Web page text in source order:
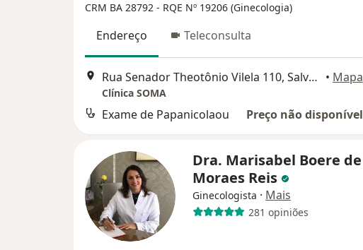
CRM BA 28792 - RQE Nº 19206 (Ginecologia)
Endereço Teleconsulta
Rua Senador Theotônio Vilela 110, Salvador • Mapa
Clínica SOMA
Exame de Papanicolaou Preço não disponível
Dra. Marisabel Boere de
Moraes Reis
Ginecologista · Mais
281 opiniões